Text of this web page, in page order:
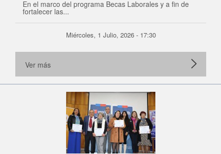
En el marco del programa Becas Laborales y a fin de
fortalecer las...
Miércoles, 1 Julio, 2026 - 17:30
Ver más